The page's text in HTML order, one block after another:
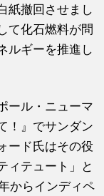
紙撤回させまし
て化石燃料が問
ルギーを推進し
ール・ニューマ
！』でサンダン
ード氏はその役
ィテュート」と
からインディペ